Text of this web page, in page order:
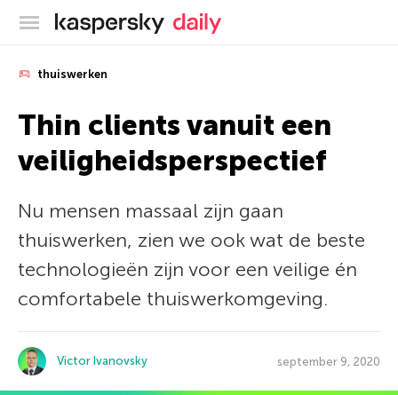
Kaspersky official blog
thuiswerken
Thin clients vanuit een
veiligheidsperspectief
Nu mensen massaal zijn gaan
thuiswerken, zien we ook wat de beste
technologieën zijn voor een veilige én
comfortabele thuiswerkomgeving.
Victor Ivanovsky september 9, 2020